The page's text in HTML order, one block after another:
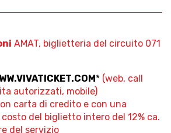
AMAT, biglietteria del circuito 071
* (web, call
autorizzati, mobile)
carta di credito e con una
del biglietto intero del 12% ca.
del servizio